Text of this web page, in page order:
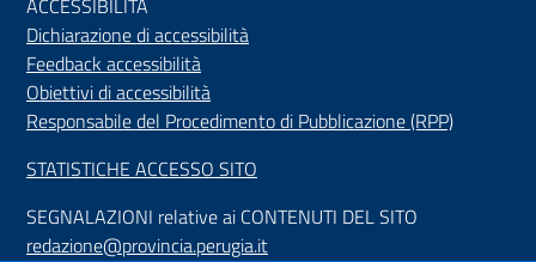
ACCESSIBILITÀ
Dichiarazione di accessibilità
Feedback accessibilità
Obiettivi di accessibilità
Responsabile del Procedimento di Pubblicazione (RPP)
STATISTICHE ACCESSO SITO
SEGNALAZIONI relative ai CONTENUTI DEL SITO
redazione@provincia.perugia.it